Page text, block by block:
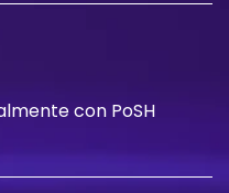
con PoSH